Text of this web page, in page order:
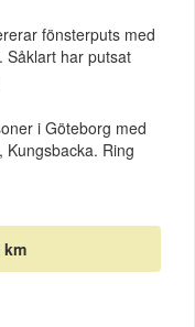
fönsterputs med
Såklart har putsat
i Göteborg med
Kungsbacka. Ring